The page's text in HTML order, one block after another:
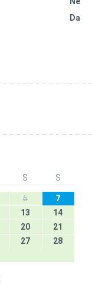
Da
S S
6
7
13
14
20
21
27
28